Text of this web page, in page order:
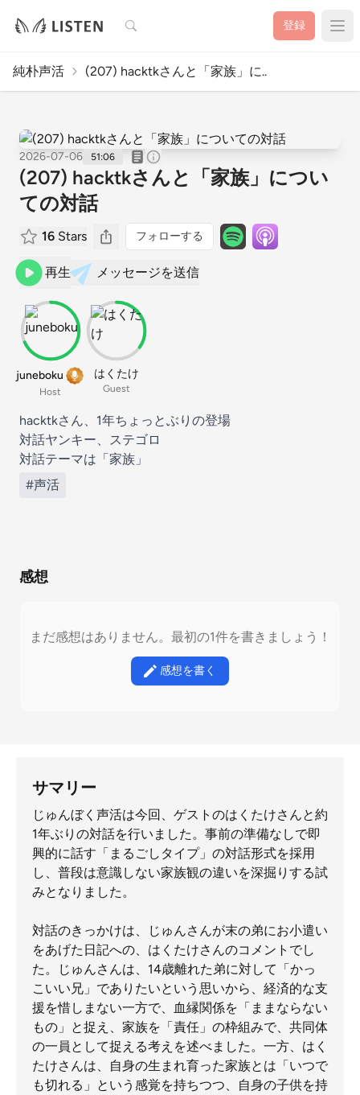
検索 登録
純朴声活 (207) hacktkさんと「家族」に..
2026-07-06 51:06
(207) hacktkさんと「家族」につい
ての対話
16 Stars フォローする
再生 メッセージを送信
juneboku
Host
はくたけ
Guest
hacktkさん、1年ちょっとぶりの登場
対話ヤンキー、ステゴロ
対話テーマは「家族」
#声活
感想
まだ感想はありません。最初の1件を書きましょう！
感想を書く
サマリー
じゅんぼく声活は今回、ゲストのはくたけさんと約
1年ぶりの対話を行いました。事前の準備なしで即
興的に話す「まるごしタイプ」の対話形式を採用
し、普段は意識しない家族観の違いを深掘りする試
みとなりました。
対話のきっかけは、じゅんさんが末の弟にお小遣い
をあげた日記への、はくたけさんのコメントでし
た。じゅんさんは、14歳離れた弟に対して「かっ
こいい兄」でありたいという思いから、経済的な支
援を惜しまない一方で、血縁関係を「ままならない
もの」と捉え、家族を「責任」の枠組みで、共同体
の一員として捉える考えを述べました。一方、はく
たけさんは、自身の生まれ育った家族とは「いつで
も切れる」という感覚を持ちつつ、自身の子供を持